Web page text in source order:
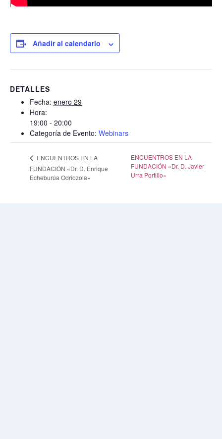
Añadir al calendario
DETALLES
Fecha: enero 29
Hora:
19:00 - 20:00
Categoría de Evento: Webinars
ENCUENTROS EN LA
FUNDACIÓN «Dr. D. Enrique
Echeburúa Odriozola»
ENCUENTROS EN LA
FUNDACIÓN «Dr. D. Javier
Urra Portillo»